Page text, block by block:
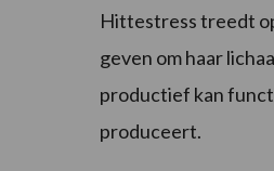
Hittestress treedt
geven om haar
productief kan
produceert.